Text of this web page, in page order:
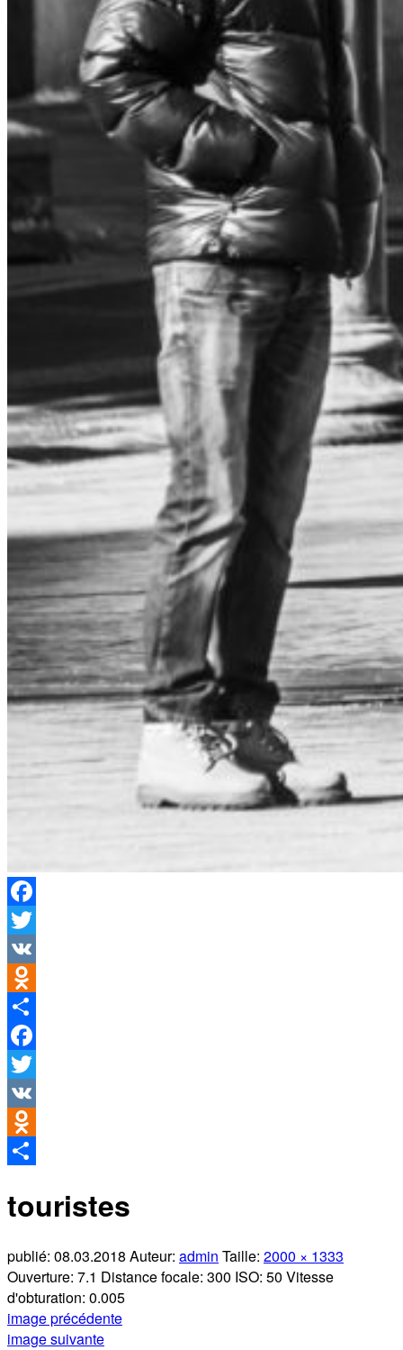
Facebook
Twitter
VK
Odnoklassniki
Partager
Facebook
Twitter
VK
Odnoklassniki
touristes
publié: 08.03.2018 Auteur: admin Taille: 2000 × 1333
Ouverture: 7.1 Distance focale: 300 ISO: 50 Vitesse
d'obturation: 0.005
image précédente
image suivante